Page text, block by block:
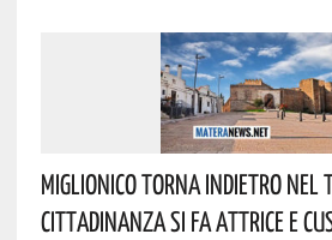
Miglionico Torna Indietro Nel
Cittadinanza Si Fa Attrice E